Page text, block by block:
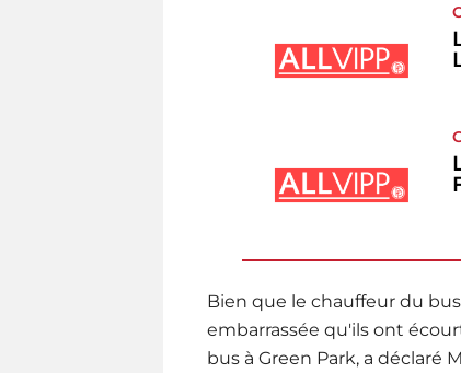
Bien que le chauffeur du
embarrassée qu'ils ont
bus à Green Park, a déclaré